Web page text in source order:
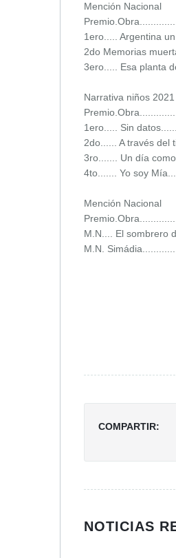
Mención Nacional
1ero..... Argentina
2do Memorias
3ero..... Esa planta
Narrativa niños 2021
1ero..... Sin
2do...... A través del
3ro....... Un día
4to....... Yo soy
Mención Nacional
M.N.... El sombrero
M.N.
COMPARTIR:
NOTICIAS